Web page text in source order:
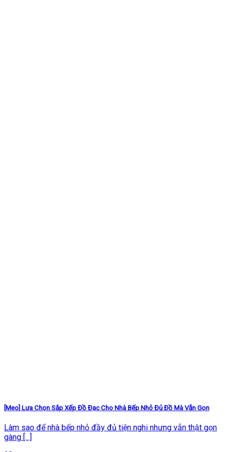
[Mẹo] Lựa Chọn Sắp Xếp Đồ Đạc Cho Nhà Bếp Nhỏ Đủ Đồ Mà Vẫn Gọn
Làm sao để nhà bếp nhỏ đầy đủ tiện nghi nhưng vẫn thật gọn
gàng [...]